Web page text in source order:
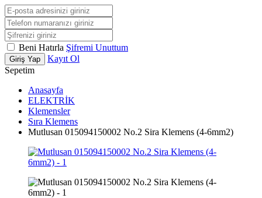
Beni Hatırla Şifremi Unuttum
Giriş Yap
Kayıt Ol
Sepetim
Anasayfa
ELEKTRİK
Klemensler
Sıra Klemens
Mutlusan 015094150002 No.2 Sira Klemens (4-6mm2)